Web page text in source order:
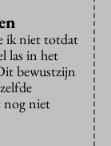
ik niet totdat
las in het
bewustzijn
nog niet